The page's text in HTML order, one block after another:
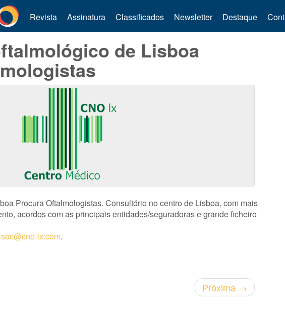
Revista Assinatura Classificados Newsletter Destaque
de Lisboa
Procura Oftalmologistas. Consultório no centro de Lisboa, com mais
acordos com as principais entidades/seguradoras e grande ficheiro
sec@cno-lx.com.
Próxima →